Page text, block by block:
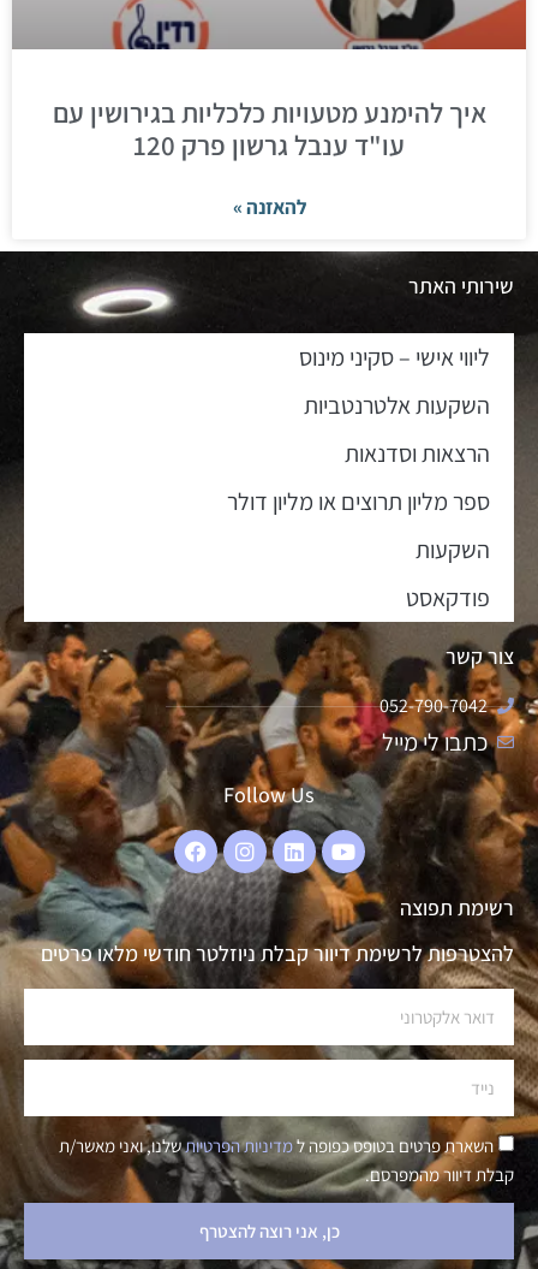
איך להימנע מטעויות כלכליות בגירושין עם
עו"ד ענבל גרשון פרק 120
להאזנה »
שירותי האתר
ליווי אישי – סקיני מינוס
השקעות אלטרנטביות
הרצאות וסדנאות
ספר מליון תרוצים או מליון דולר
השקעות
פודקאסט
צור קשר
052-790-7042
כתבו לי מייל
Follow Us
רשימת תפוצה
להצטרפות לרשימת דיוור קבלת ניוזלטר חודשי מלאו פרטים
השארת פרטים בטופס כפופה למדיניות הפרטיותשלנו, ואני מאשר/ת
קבלת דיוור מהמפרסם.
כן, אני רוצה להצטרף